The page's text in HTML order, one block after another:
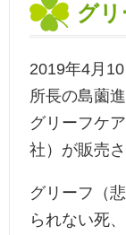
グ
2019年4月
所長の島薗
グリーフケ
社）が販売さ
グリーフ（
られない死